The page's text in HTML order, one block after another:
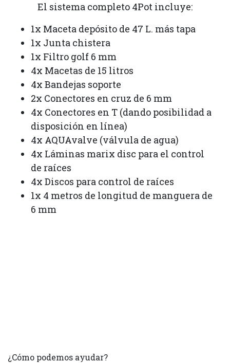
El sistema completo 4Pot incluye:
1x Maceta depósito de 47 L. más tapa
1x Junta chistera
1x Filtro golf 6 mm
4x Macetas de 15 litros
4x Bandejas soporte
2x Conectores en cruz de 6 mm
4x Conectores en T (dando posibilidad a
disposición en línea)
4x AQUAvalve (válvula de agua)
4x Láminas marix disc para el control
de raíces
4x Discos para control de raíces
1x 4 metros de longitud de manguera de
6 mm
¿Cómo podemos ayudar?